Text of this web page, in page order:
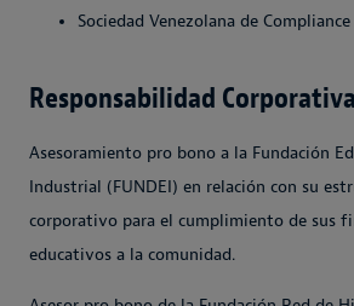
Sociedad Venezolana de Compliance
Responsabilidad Corporativa
Asesoramiento pro bono a la Fundación
Industrial (FUNDEI) en relación con su
corporativo para el cumplimiento de sus
educativos a la comunidad.